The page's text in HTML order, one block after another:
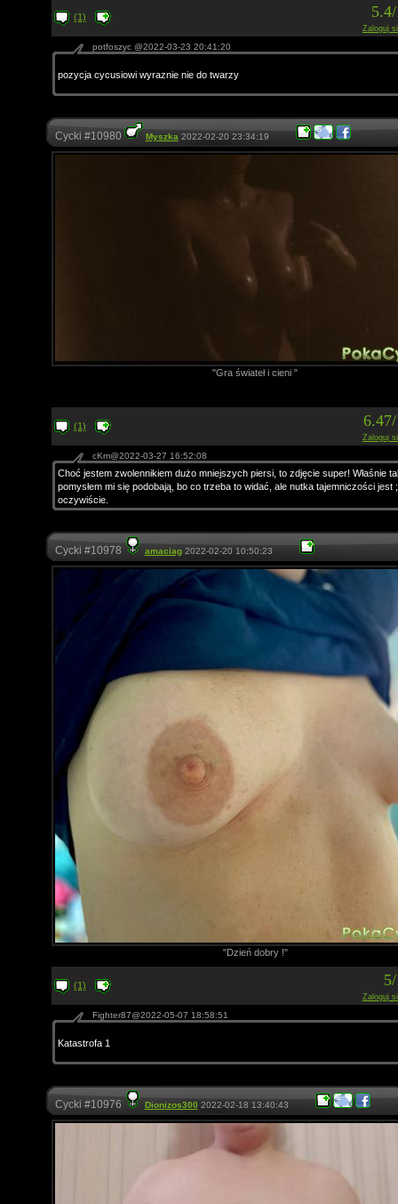
(1)
Zaloguj
potfoszyc @2022-03-23 20:41:20
pozycja cycusiowi wyraznie nie do twarzy
Cycki #10980 Myszka 2022-02-20 23:34:19
"Gra świateł i cieni "
(1)
Zaloguj
cKm@2022-03-27 16:52:08
Choć jestem zwolennikiem dużo mniejszych piersi, to zdjęcie super! Właśnie
pomysłem mi się podobają, bo co trzeba to widać, ale nutka tajemniczości jest
oczywiście.
Cycki #10978 amaciag2022-02-20 10:50:23
"Dzień dobry !"
(1)
Zaloguj
Fighter87@2022-05-07 18:58:51
Katastrofa 1
Cycki #10976 Dionizos300 2022-02-18 13:40:43